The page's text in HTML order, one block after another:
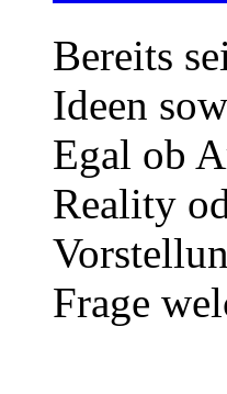
Bereits
Ideen
Egal ob
Reality
Frage